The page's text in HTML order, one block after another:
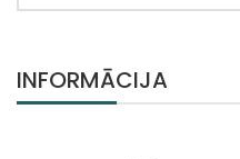
INFORMĀCIJA